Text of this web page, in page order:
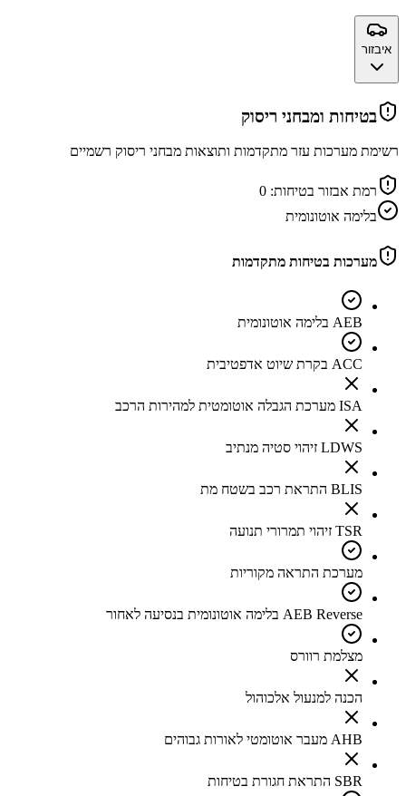
איבזור
בטיחות ומבחני ריסוק
רשימת מערכות עזר מתקדמות ותוצאות מבחני ריסוק רשמיים
רמת אבזור בטיחות: 0
בלימה אוטונומית
מערכות בטיחות מתקדמות
AEB בלימה אוטונומית
ACC בקרת שיוט אדפטיבית
ISA מערכת הגבלה אוטומטית למהירות הרכב
LDWS זיהוי סטיה מנתיב
BLIS התראת רכב בשטח מת
TSR זיהוי תמרורי תנועה
מערכת התראה מקוריות
AEB Reverse בלימה אוטונומית בנסיעה לאחור
מצלמת רוורס
הכנה למנעול אלכוהול
AHB מעבר אוטומטי לאורות גבוהים
SBR התראת חגורת בטיחות